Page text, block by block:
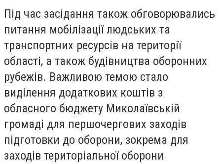
Під час засідання також обговорювались
питання мобілізації людських та
транспортних ресурсів на території
області, а також будівництва оборонних
рубежів. Важливою темою стало
виділення додаткових коштів з
обласного бюджету Миколаївській
громаді для першочергових заходів
підготовки до оборони, зокрема для
заходів територіальної оборони